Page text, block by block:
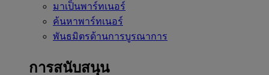
มาเป็นพาร์ทเนอร์
ค้นหาพาร์ทเนอร์
พันธมิตรด้านการบูรณาการ
การสนับสนุน